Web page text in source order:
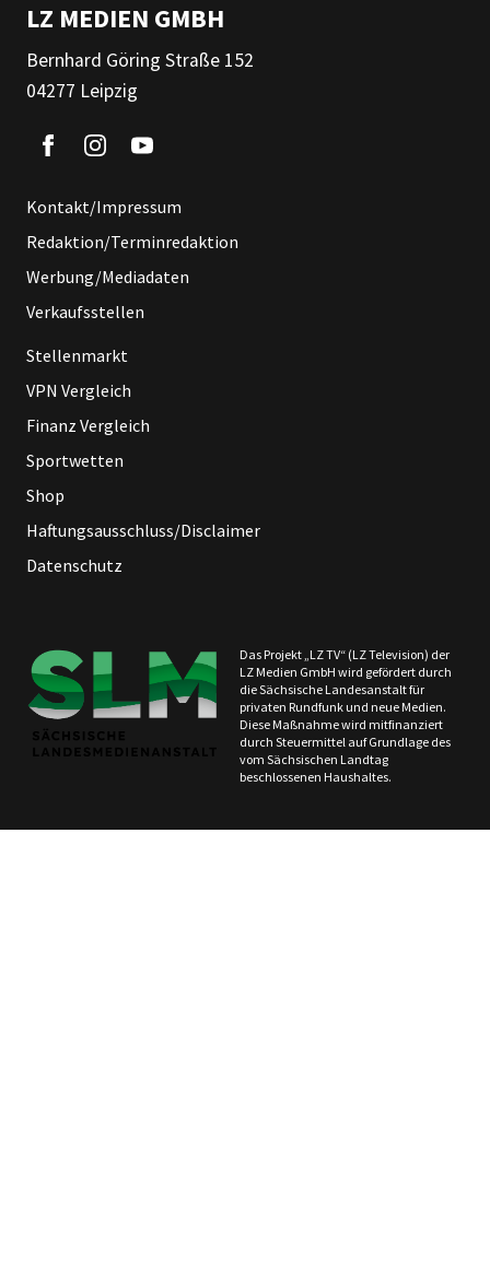
LZ MEDIEN GMBH
Bernhard Göring Straße 152
04277 Leipzig
Kontakt/Impressum
Redaktion/Terminredaktion
Werbung/Mediadaten
Verkaufsstellen
Stellenmarkt
VPN Vergleich
Finanz Vergleich
Sportwetten
Shop
Haftungsausschluss/Disclaimer
Datenschutz
Das Projekt „LZ TV“ (LZ Television) der
LZ Medien GmbH wird gefördert durch
die Sächsische Landesanstalt für
privaten Rundfunk und neue Medien.
Diese Maßnahme wird mitfinanziert
durch Steuermittel auf Grundlage des
vom Sächsischen Landtag
beschlossenen Haushaltes.